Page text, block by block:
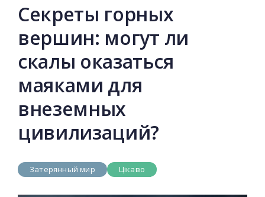
Секреты горных
вершин: могут ли
скалы оказаться
маяками для
внеземных
цивилизаций?
Затерянный мир Цікаво